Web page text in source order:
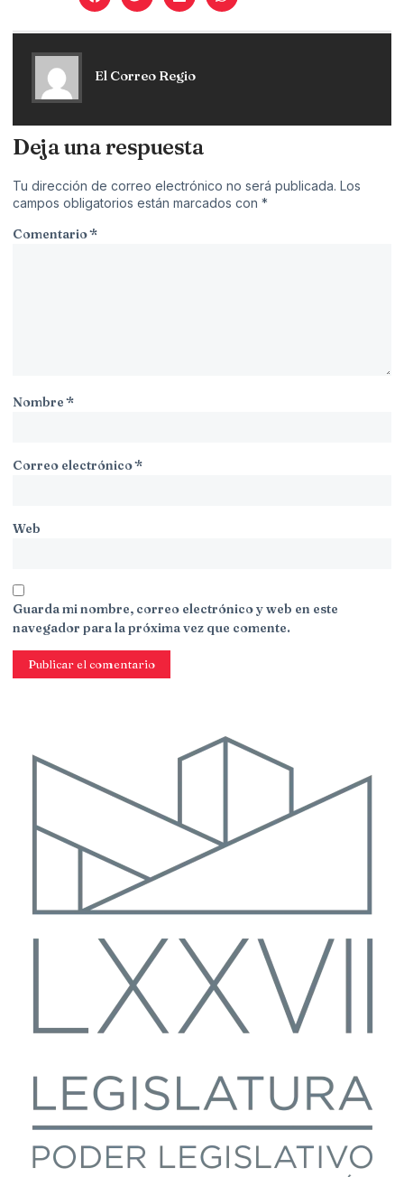
El Correo Regio
Deja una respuesta
Tu dirección de correo electrónico no será publicada. Los
campos obligatorios están marcados con *
Comentario*
Nombre*
Correo electrónico*
Web
Guarda mi nombre, correo electrónico y web en este
navegador para la próxima vez que comente.